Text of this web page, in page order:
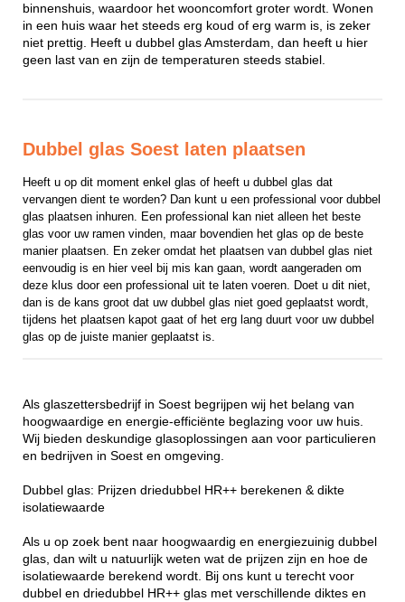
binnenshuis, waardoor het wooncomfort groter wordt. Wonen
in een huis waar het steeds erg koud of erg warm is, is zeker
niet prettig. Heeft u dubbel glas Amsterdam, dan heeft u hier
geen last van en zijn de temperaturen steeds stabiel.
Dubbel glas Soest laten plaatsen
Heeft u op dit moment enkel glas of heeft u dubbel glas dat
vervangen dient te worden? Dan kunt u een professional voor dubbel
glas plaatsen inhuren. Een professional kan niet alleen het beste
glas voor uw ramen vinden, maar bovendien het glas op de beste
manier plaatsen. En zeker omdat het plaatsen van dubbel glas niet
eenvoudig is en hier veel bij mis kan gaan, wordt aangeraden om
deze klus door een professional uit te laten voeren. Doet u dit niet,
dan is de kans groot dat uw dubbel glas niet goed geplaatst wordt,
tijdens het plaatsen kapot gaat of het erg lang duurt voor uw dubbel
glas op de juiste manier geplaatst is.
Als glaszettersbedrijf in Soest begrijpen wij het belang van
hoogwaardige en energie-efficiënte beglazing voor uw huis.
Wij bieden deskundige glasoplossingen aan voor particulieren
en bedrijven in Soest en omgeving.
Dubbel glas: Prijzen driedubbel HR++ berekenen & dikte
isolatiewaarde
Als u op zoek bent naar hoogwaardig en energiezuinig dubbel
glas, dan wilt u natuurlijk weten wat de prijzen zijn en hoe de
isolatiewaarde berekend wordt. Bij ons kunt u terecht voor
dubbel en driedubbel HR++ glas met verschillende diktes en